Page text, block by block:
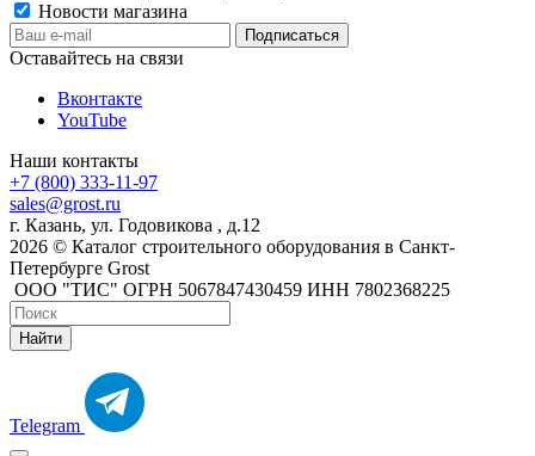
Новости магазина
Оставайтесь на связи
Вконтакте
YouTube
Наши контакты
+7 (800) 333-11-97
sales@grost.ru
г. Казань, ул. Годовикова , д.12
2026 © Каталог строительного оборудования в Санкт-
Петербурге Grost
ООО "ТИС" ОГРН 5067847430459 ИНН 7802368225
Найти
Telegram